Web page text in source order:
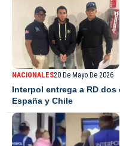
NACIONALES20 De Mayo De 2026
Interpol entrega a RD
España y Chile